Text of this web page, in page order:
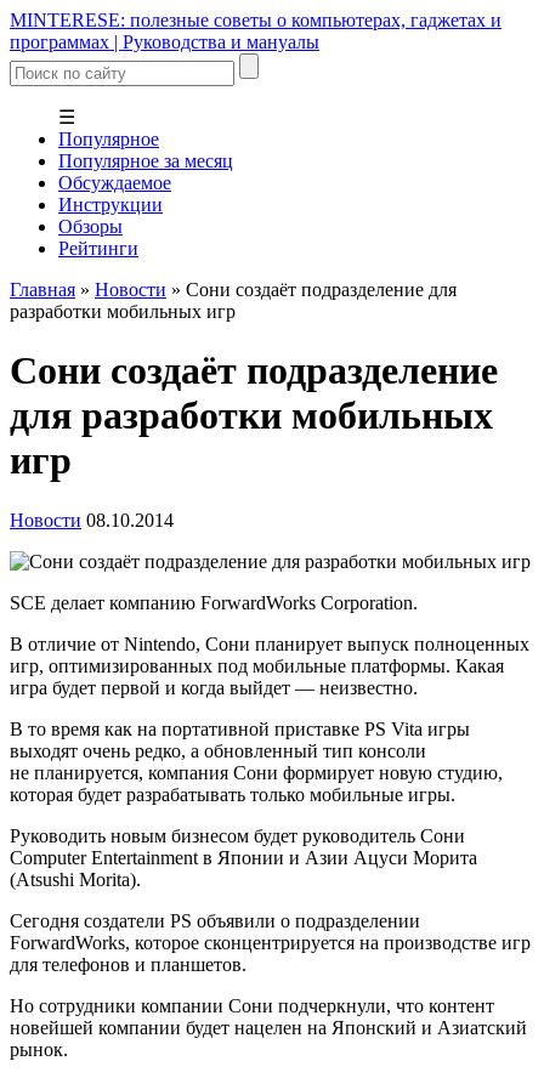
MINTERESE: полезные советы о компьютерах, гаджетах и
программах | Руководства и мануалы
☰
Популярное
Популярное за месяц
Обсуждаемое
Инструкции
Обзоры
Рейтинги
Главная » Новости » Сони создаёт подразделение для
разработки мобильных игр
Сони создаёт подразделение
для разработки мобильных
игр
Новости 08.10.2014
SCE делает компанию ForwardWorks Corporation.
В отличие от Nintendo, Сони планирует выпуск полноценных
игр, оптимизированных под мобильные платформы. Какая
игра будет первой и когда выйдет — неизвестно.
В то время как на портативной приставке PS Vita игры
выходят очень редко, а обновленный тип консоли
не планируется, компания Сони формирует новую студию,
которая будет разрабатывать только мобильные игры.
Руководить новым бизнесом будет руководитель Сони
Computer Entertainment в Японии и Азии Ацуси Морита
(Atsushi Morita).
Сегодня создатели PS объявили о подразделении
ForwardWorks, которое сконцентрируется на производстве игр
для телефонов и планшетов.
Но сотрудники компании Сони подчеркнули, что контент
новейшей компании будет нацелен на Японский и Азиатский
рынок.